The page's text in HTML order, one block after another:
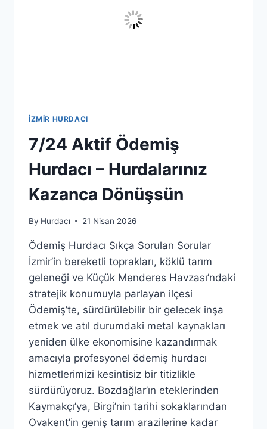
İZMIR HURDACI
7/24 Aktif Ödemiş
Hurdacı – Hurdalarınız
Kazanca Dönüşsün
By Hurdacı 21 Nisan 2026
Ödemiş Hurdacı Sıkça Sorulan Sorular
İzmir’in bereketli toprakları, köklü tarım
geleneği ve Küçük Menderes Havzası’ndaki
stratejik konumuyla parlayan ilçesi
Ödemiş’te, sürdürülebilir bir gelecek inşa
etmek ve atıl durumdaki metal kaynakları
yeniden ülke ekonomisine kazandırmak
amacıyla profesyonel ödemiş hurdacı
hizmetlerimizi kesintisiz bir titizlikle
sürdürüyoruz. Bozdağlar’ın eteklerinden
Kaymakçı’ya, Birgi’nin tarihi sokaklarından
Ovakent’in geniş tarım arazilerine kadar